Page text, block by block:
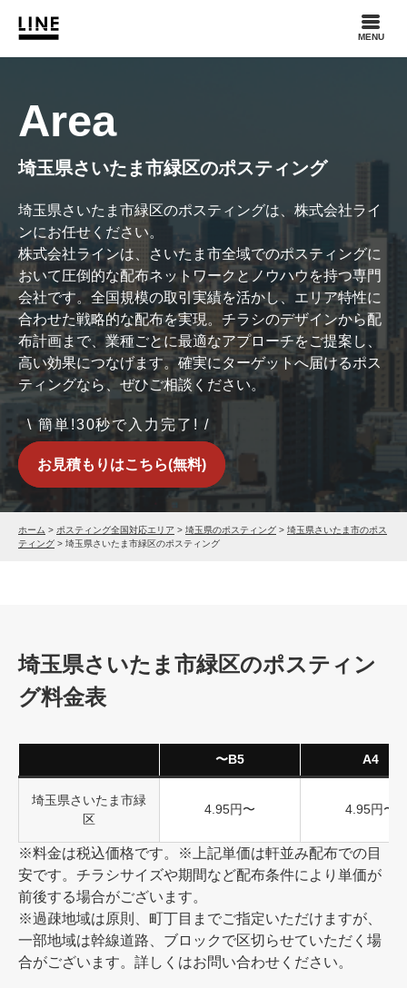
MENU
Area
埼玉県さいたま市緑区のポスティング
埼玉県さいたま市緑区のポスティングは、株式会社ライ
ンにお任せください。
株式会社ラインは、さいたま市全域でのポスティングに
おいて圧倒的な配布ネットワークとノウハウを持つ専門
会社です。全国規模の取引実績を活かし、エリア特性に
合わせた戦略的な配布を実現。チラシのデザインから配
布計画まで、業種ごとに最適なアプローチをご提案し、
高い効果につなげます。確実にターゲットへ届けるポス
ティングなら、ぜひご相談ください。
\ 簡単!30秒で入力完了! /
お見積もりはこちら(無料)
ホーム > ポスティング全国対応エリア > 埼玉県のポスティング > 埼玉県さいたま市のポス
ティング > 埼玉県さいたま市緑区のポスティング
埼玉県さいたま市緑区のポスティン
グ料金表
〜B5 A4
埼玉県さいたま市緑
区
4.95円〜 4.95円〜
※料金は税込価格です。※上記単価は軒並み配布での目
安です。チラシサイズや期間など配布条件により単価が
前後する場合がございます。
※過疎地域は原則、町丁目までご指定いただけますが、
一部地域は幹線道路、ブロックで区切らせていただく場
合がございます。詳しくはお問い合わせください。